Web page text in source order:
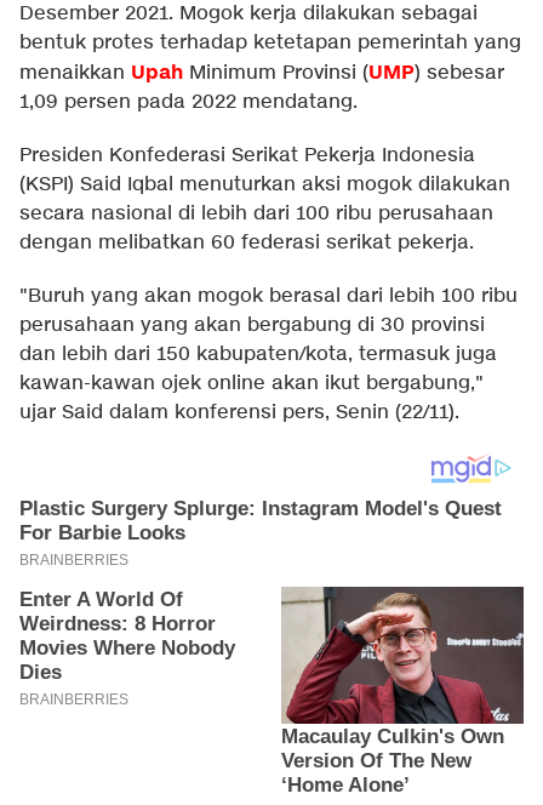
Desember 2021. Mogok kerja dilakukan sebagai
bentuk protes terhadap ketetapan pemerintah yang
menaikkan Upah Minimum Provinsi (UMP) sebesar
1,09 persen pada 2022 mendatang.
Presiden Konfederasi Serikat Pekerja Indonesia
(KSPI) Said Iqbal menuturkan aksi mogok dilakukan
secara nasional di lebih dari 100 ribu perusahaan
dengan melibatkan 60 federasi serikat pekerja.
"Buruh yang akan mogok berasal dari lebih 100 ribu
perusahaan yang akan bergabung di 30 provinsi
dan lebih dari 150 kabupaten/kota, termasuk juga
kawan-kawan ojek online akan ikut bergabung,"
ujar Said dalam konferensi pers, Senin (22/11).